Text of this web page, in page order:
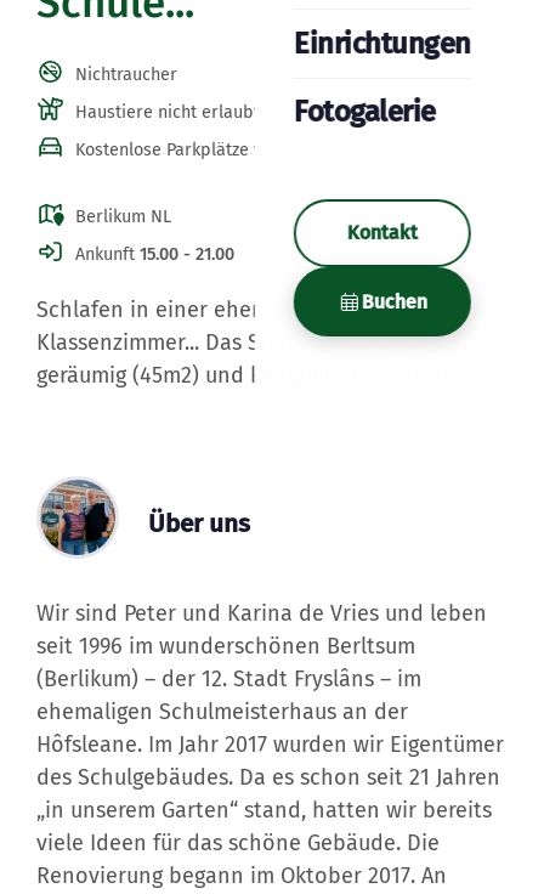
Schlafen in einer ehemaligen Schule, in einem
Klassenzimmer... Das Studio ist neu gebaut,
geräumig (45m2) und komplett ausgestattet.
Nichtraucher
Haustiere nicht erlaubt
Kostenlose Parkplätze vor Ort
Berlikum NL
Ankunft 15.00 - 21.00 Abreise
Über uns
Wir sind Peter und Karina de Vries und leben
seit 1996 im wunderschönen Berltsum
(Berlikum) – der 12. Stadt Fryslâns – im
ehemaligen Schulmeisterhaus an der
Hôfsleane. Im Jahr 2017 wurden wir Eigentümer
des Schulgebäudes. Da es schon seit 21 Jahren
„in unserem Garten“ stand, hatten wir bereits
viele Ideen für das schöne Gebäude. Die
Renovierung begann im Oktober 2017. An
Einrichtungen
Fotogalerie
Kontakt
Buchen